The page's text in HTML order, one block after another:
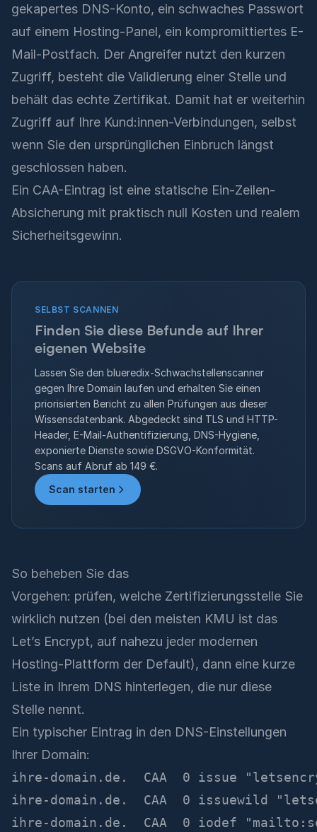
gekapertes DNS-Konto, ein schwaches Passwort
auf einem Hosting-Panel, ein kompromittiertes E-
Mail-Postfach. Der Angreifer nutzt den kurzen
Zugriff, besteht die Validierung einer Stelle und
behält das echte Zertifikat. Damit hat er weiterhin
Zugriff auf Ihre Kund:innen-Verbindungen, selbst
wenn Sie den ursprünglichen Einbruch längst
geschlossen haben.
Ein CAA-Eintrag ist eine statische Ein-Zeilen-
Absicherung mit praktisch null Kosten und realem
Sicherheitsgewinn.
SELBST SCANNEN
Finden Sie diese Befunde auf Ihrer
eigenen Website
Lassen Sie den blueredix-Schwachstellenscanner
gegen Ihre Domain laufen und erhalten Sie einen
priorisierten Bericht zu allen Prüfungen aus dieser
Wissensdatenbank. Abgedeckt sind TLS und HTTP-
Header, E-Mail-Authentifizierung, DNS-Hygiene,
exponierte Dienste sowie DSGVO-Konformität.
Scans auf Abruf ab 149 €.
Scan starten
So beheben Sie das
Vorgehen: prüfen, welche Zertifizierungsstelle Sie
wirklich nutzen (bei den meisten KMU ist das
Let’s Encrypt, auf nahezu jeder modernen
Hosting-Plattform der Default), dann eine kurze
Liste in Ihrem DNS hinterlegen, die nur diese
Stelle nennt.
Ein typischer Eintrag in den DNS-Einstellungen
Ihrer Domain:
ihre-domain.de.  CAA  0 issue
ihre-domain.de.  CAA  0 issuewild